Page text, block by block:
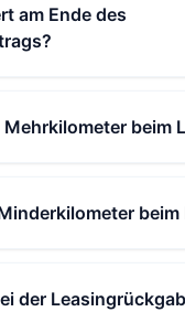
am Ende des
beim
beim
der